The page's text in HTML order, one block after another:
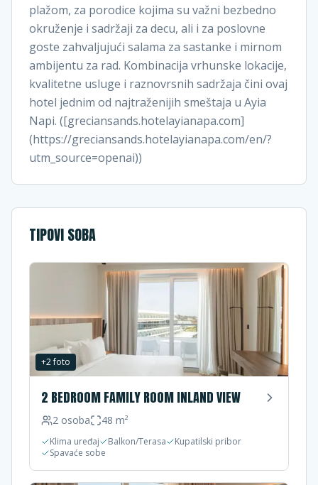
plažom, za porodice kojima su važni bezbedno
okruženje i sadržaji za decu, ali i za poslovne
goste zahvaljujući salama za sastanke i mirnom
ambijentu za rad. Kombinacija vrhunske lokacije,
kvalitetne usluge i raznovrsnih sadržaja čini ovaj
hotel jednim od najtraženijih smeštaja u Ayia
Napi. ([greciansands.hotelayianapa.com]
(https://greciansands.hotelayianapa.com/en/?
utm_source=openai))
TIPOVI SOBA
+2foto
2 BEDROOM FAMILY ROOM INLAND VIEW
2 osoba 48 m²
Klima uređaj Balkon/Terasa
Kupatilski pribor
Spavaće sobe